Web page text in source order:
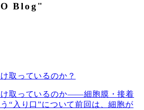
Blog"
取っているのか？
け取っているのか――細胞膜・接着
“入り口”について前回は、細胞が